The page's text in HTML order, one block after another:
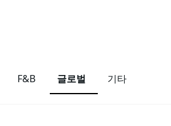
F&B 글로벌 기타